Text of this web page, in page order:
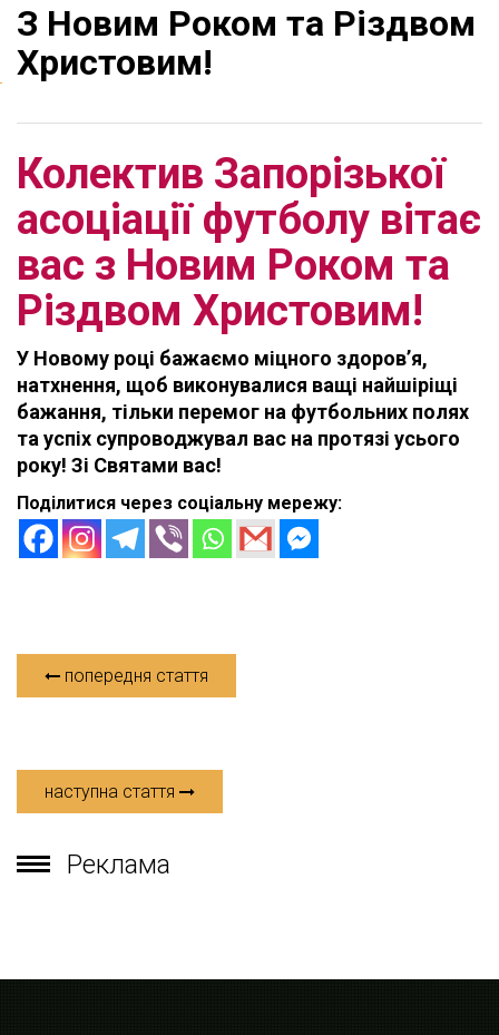
З Новим Роком та Різдвом
Христовим!
Колектив Запорізької
асоціації футболу вітає
вас з Новим Роком та
Різдвом Христовим!
У Новому році бажаємо міцного здоров’я,
натхнення, щоб виконувалися ващі найшіріщі
бажання, тільки перемог на футбольних полях
та успіх супроводжувал вас на протязі усього
року! Зі Святами вас!
Поділитися через соціальну мережу:
попередня стаття
наступна стаття
Реклама